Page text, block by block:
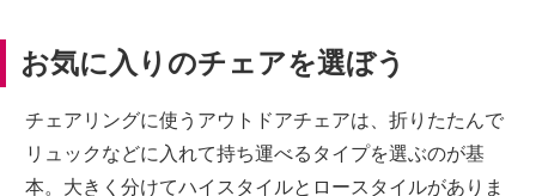
お気に入りのチェアを選ぼう
チェアリングに使うアウトドアチェアは、折りたたんで
リュックなどに入れて持ち運べるタイプを選ぶのが基
本。大きく分けてハイスタイルとロースタイルがありま